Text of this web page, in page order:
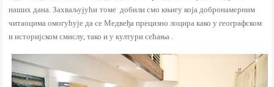
наших дана. Захваљујући томе добили смо књигу која добронамерним
читаоцима омогућује да се Медвеђа прецизно лоцира како у географском
и историјском смислу, тако и у култури сећања .